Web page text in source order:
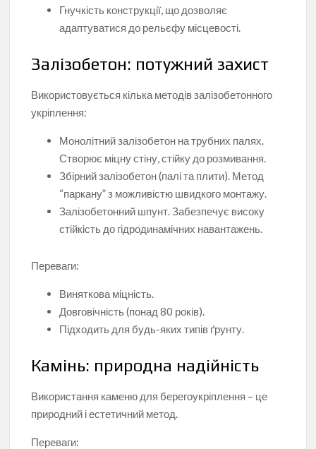
Гнучкість конструкції, що дозволяє
адаптуватися до рельєфу місцевості.
Залізобетон: потужний захист
Використовується кілька методів залізобетонного
укріплення:
Монолітний залізобетон на трубних палях.
Створює міцну стіну, стійку до розмивання.
Збірний залізобетон (палі та плити). Метод
“паркану” з можливістю швидкого монтажу.
Залізобетонний шпунт. Забезпечує високу
стійкість до гідродинамічних навантажень.
Переваги:
Виняткова міцність.
Довговічність (понад 80 років).
Підходить для будь-яких типів ґрунту.
Камінь: природна надійність
Використання каменю для берегоукріплення – це
природний і естетичний метод.
Переваги: